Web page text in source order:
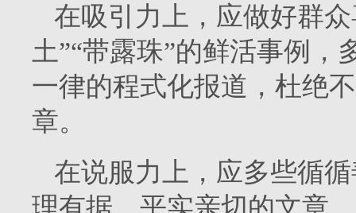
在吸引力上，应做好群
土”“带露珠”的鲜活事例
一律的程式化报道，杜绝
章。
在说服力上，应多些循
理有据、平实亲切的文章